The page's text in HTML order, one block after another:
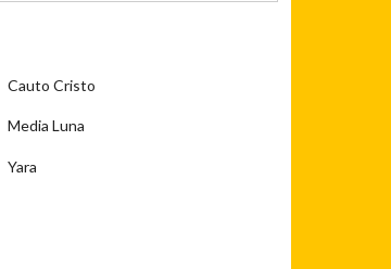
Cauto Cristo
Media Luna
Yara